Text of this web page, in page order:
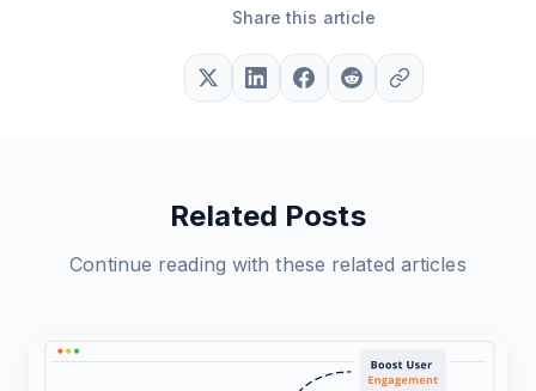
Share this article
Related Posts
Continue reading with these related articles